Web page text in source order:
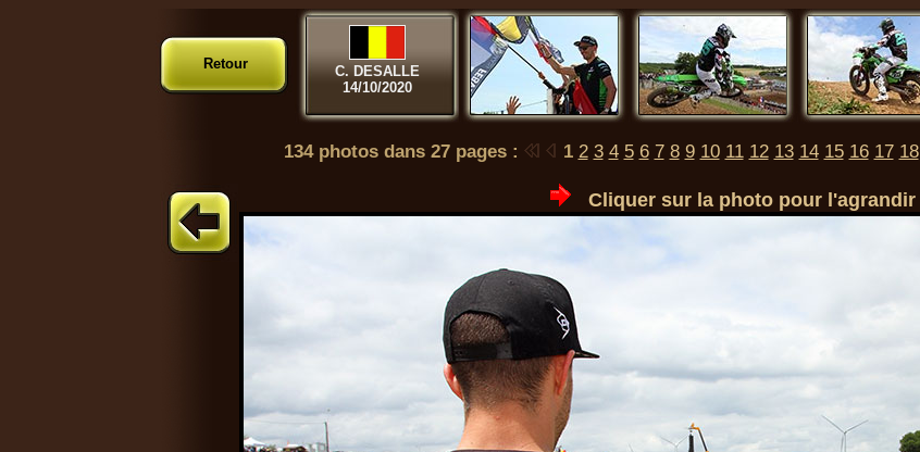
Retour
C. DESALLE
14/10/2020
134 photos dans 27 pages : 1 2 3 4 5 6 7 8 9 10 11 12 13 14 15 16 17 18
Cliquer sur la photo pour l'agrandir